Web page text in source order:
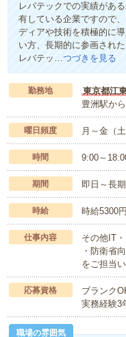
レバテックでの実績があ
有している企業ですので
ディアや技術を積極的に
い方、長期的に参画され
レバテッ…つづきを見る
勤務地
東京都江
豊洲駅か
曜日頻度 月～金（
時間 9:00～
期間 即日～長
時給 時給5300
仕事内容
その他IT
・防衛省
をご担当
応募資格
ブランク
実務経験3
職場の雰囲気